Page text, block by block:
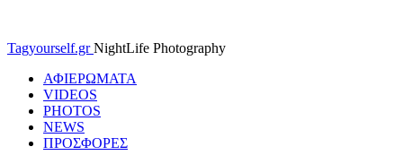
Tagyourself.gr NightLife Photography
ΑΦΙΕΡΩΜΑΤΑ
VIDEOS
PHOTOS
NEWS
ΠΡΟΣΦΟΡΕΣ